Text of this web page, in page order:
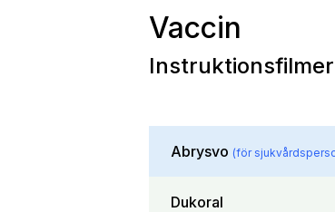
Vaccin
Abrysvo (för
Dukoral